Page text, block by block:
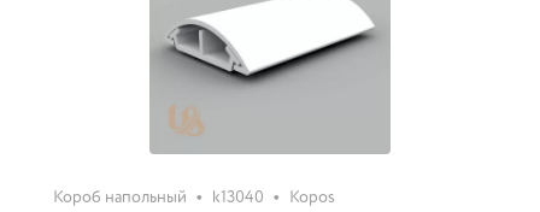
Короб напольный • k13040 • Kopos